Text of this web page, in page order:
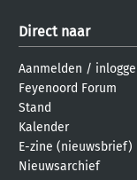
Direct naar
Aanmelden /
Feyenoord Forum
Stand
Kalender
E-zine (nieuwsbrief)
Nieuwsarchief